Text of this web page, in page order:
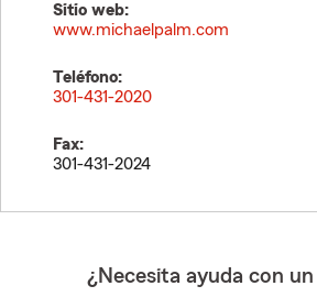
Sitio web:
www.michaelpalm.com
Teléfono:
301-431-2020
Fax:
301-431-2024
¿Necesita ayuda con